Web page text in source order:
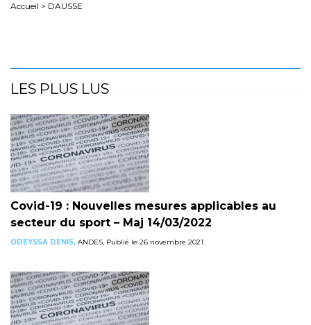
Accueil > DAUSSE
LES PLUS LUS
Covid-19 : Nouvelles mesures applicables au
secteur du sport – Maj 14/03/2022
ODEYSSA DENIS, ANDES, Publié le 26 novembre 2021